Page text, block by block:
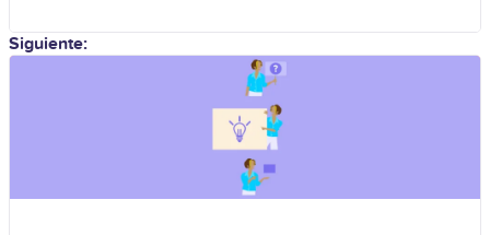
Siguiente: